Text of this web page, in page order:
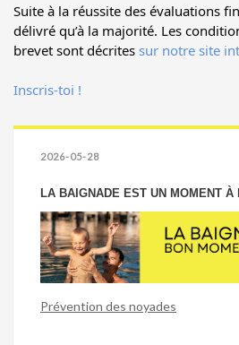
Suite à la réussite des évaluations
délivré qu’à la majorité. Les
brevet sont décrites sur notre site
Inscris-toi !
2026-05-28
LA BAIGNADE EST UN MOMENT À
Prévention des noyades